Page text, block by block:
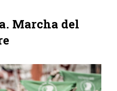
Marcha del